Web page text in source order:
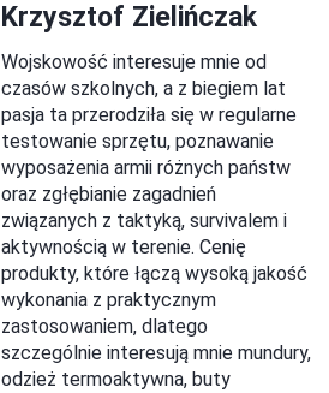
Krzysztof Zielińczak
Wojskowość interesuje mnie od
czasów szkolnych, a z biegiem lat
pasja ta przerodziła się w regularne
testowanie sprzętu, poznawanie
wyposażenia armii różnych państw
oraz zgłębianie zagadnień
związanych z taktyką, survivalem i
aktywnością w terenie. Cenię
produkty, które łączą wysoką jakość
wykonania z praktycznym
zastosowaniem, dlatego
szczególnie interesują mnie mundury,
odzież termoaktywna, buty